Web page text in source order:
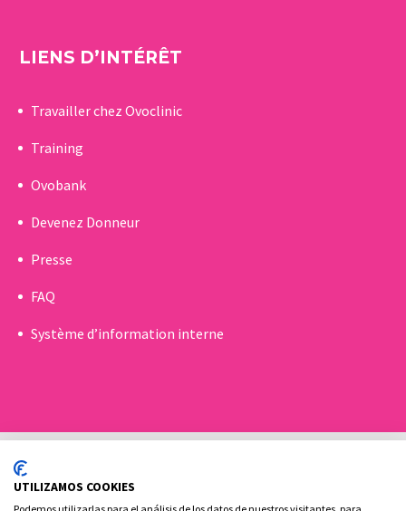
LIENS D’INTÉRÊT
Travailler chez Ovoclinic
Training
Ovobank
Devenez Donneur
Presse
FAQ
Système d’information interne
UTILIZAMOS COOKIES